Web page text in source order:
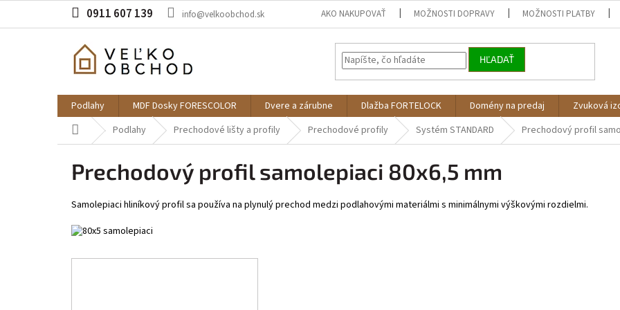
obsah
0911 607 139 info@velkoobchod.sk AKO NAKUPOVAŤ MOŽNOSTI DOPRAVY MOŽNOSTI PLATBY
HĽADAŤ
Podlahy MDF Dosky FORESCOLOR Dvere a zárubne Dlažba FORTELOCK Domény na predaj Zvuková
DomovPodlahy Prechodové lišty a profily Prechodové profily Systém STANDARD Prechodový profil
Prechodový profil samolepiaci 80x6,5 mm
Samolepiaci hliníkový profil sa používa na plynulý prechod medzi podlahovými materiálmi s minimálnymi výškovými rozdielmi.